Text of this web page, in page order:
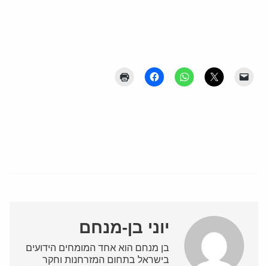
יוני בן-מנחם
בן מנחם הוא אחד המומחים הידועים
בישראל בתחום המזרחנות וחקר